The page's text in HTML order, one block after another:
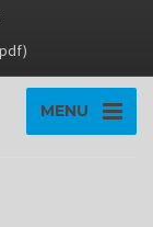
MENU